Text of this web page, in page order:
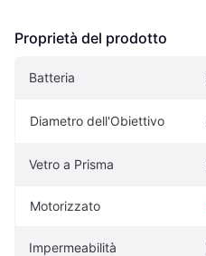
Proprietà del prodotto
Batteria
Diametro dell'Obiettivo
Vetro a Prisma
Motorizzato
Impermeabilità